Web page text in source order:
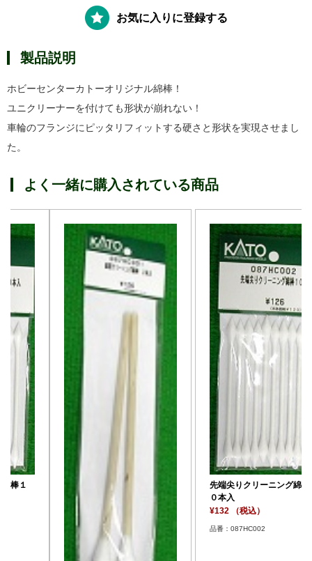
お気に入りに登録する
製品説明
ホビーセンターカトーオリジナル綿棒！
ユニクリーナーを付けても形状が崩れない！
車輪のフランジにピッタリフィットする硬さと形状を実現させまし
た。
よく一緒に購入されている商品
先端尖りクリーニング綿棒１
¥132 （税込）
品番：087HC002